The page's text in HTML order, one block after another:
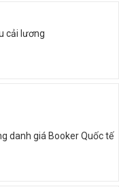
cải lương
danh giá Booker Quốc tế